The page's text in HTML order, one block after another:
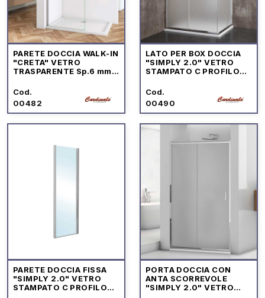
PARETE DOCCIA WALK-IN
"CRETA" VETRO
TRASPARENTE Sp.6 mm
Cod.
00482
LATO PER BOX DOCCIA
"SIMPLY 2.0" VETRO
STAMPATO C PROFILO
Cod.
00490
PARETE DOCCIA FISSA
"SIMPLY 2.0" VETRO
STAMPATO C PROFILO
PORTA DOCCIA CON
ANTA SCORREVOLE
"SIMPLY 2.0" VETRO